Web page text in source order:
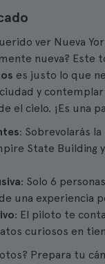
ver Nueva
nueva? Este
es justo lo que
y
el cielo. ¡Es una
: Sobrevolarás
State Building
: Solo 6
una experiencia
: El piloto te
curiosos en
Prepara tu